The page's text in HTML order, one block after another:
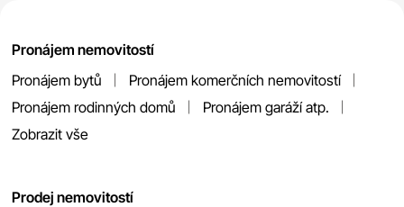
Pronájem nemovitostí
Pronájem bytů
Pronájem komerčních nemovitostí
Pronájem rodinných domů
Pronájem garáží atp.
Zobrazit vše
Prodej nemovitostí